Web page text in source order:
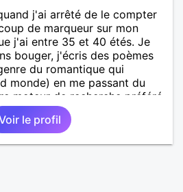
j'ai arrêté de le compter
de marqueur sur mon
j'ai entre 35 et 40 étés. Je
bouger, j'écris des poèmes
du romantique qui
monde) en me passant du
moteur de recherche préféré,
remettant la cuisine en
là...". J'adore la littérature,
et la poule et l'œuf... Je
le club des rencontres, je
lune dont je suis propriétaire
le profil